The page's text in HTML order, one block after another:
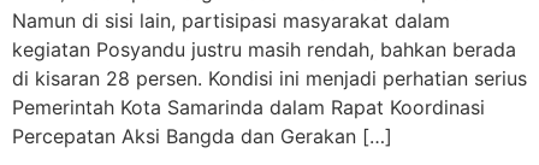
Namun di sisi lain, partisipasi masyarakat dalam
kegiatan Posyandu justru masih rendah, bahkan berada
di kisaran 28 persen. Kondisi ini menjadi perhatian serius
Pemerintah Kota Samarinda dalam Rapat Koordinasi
Percepatan Aksi Bangda dan Gerakan […]